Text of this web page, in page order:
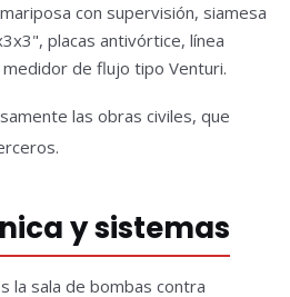
con supervisión, siamesa
placas antivórtice, línea
de flujo tipo Venturi.
las obras civiles, que
y sistemas
la sala de bombas contra